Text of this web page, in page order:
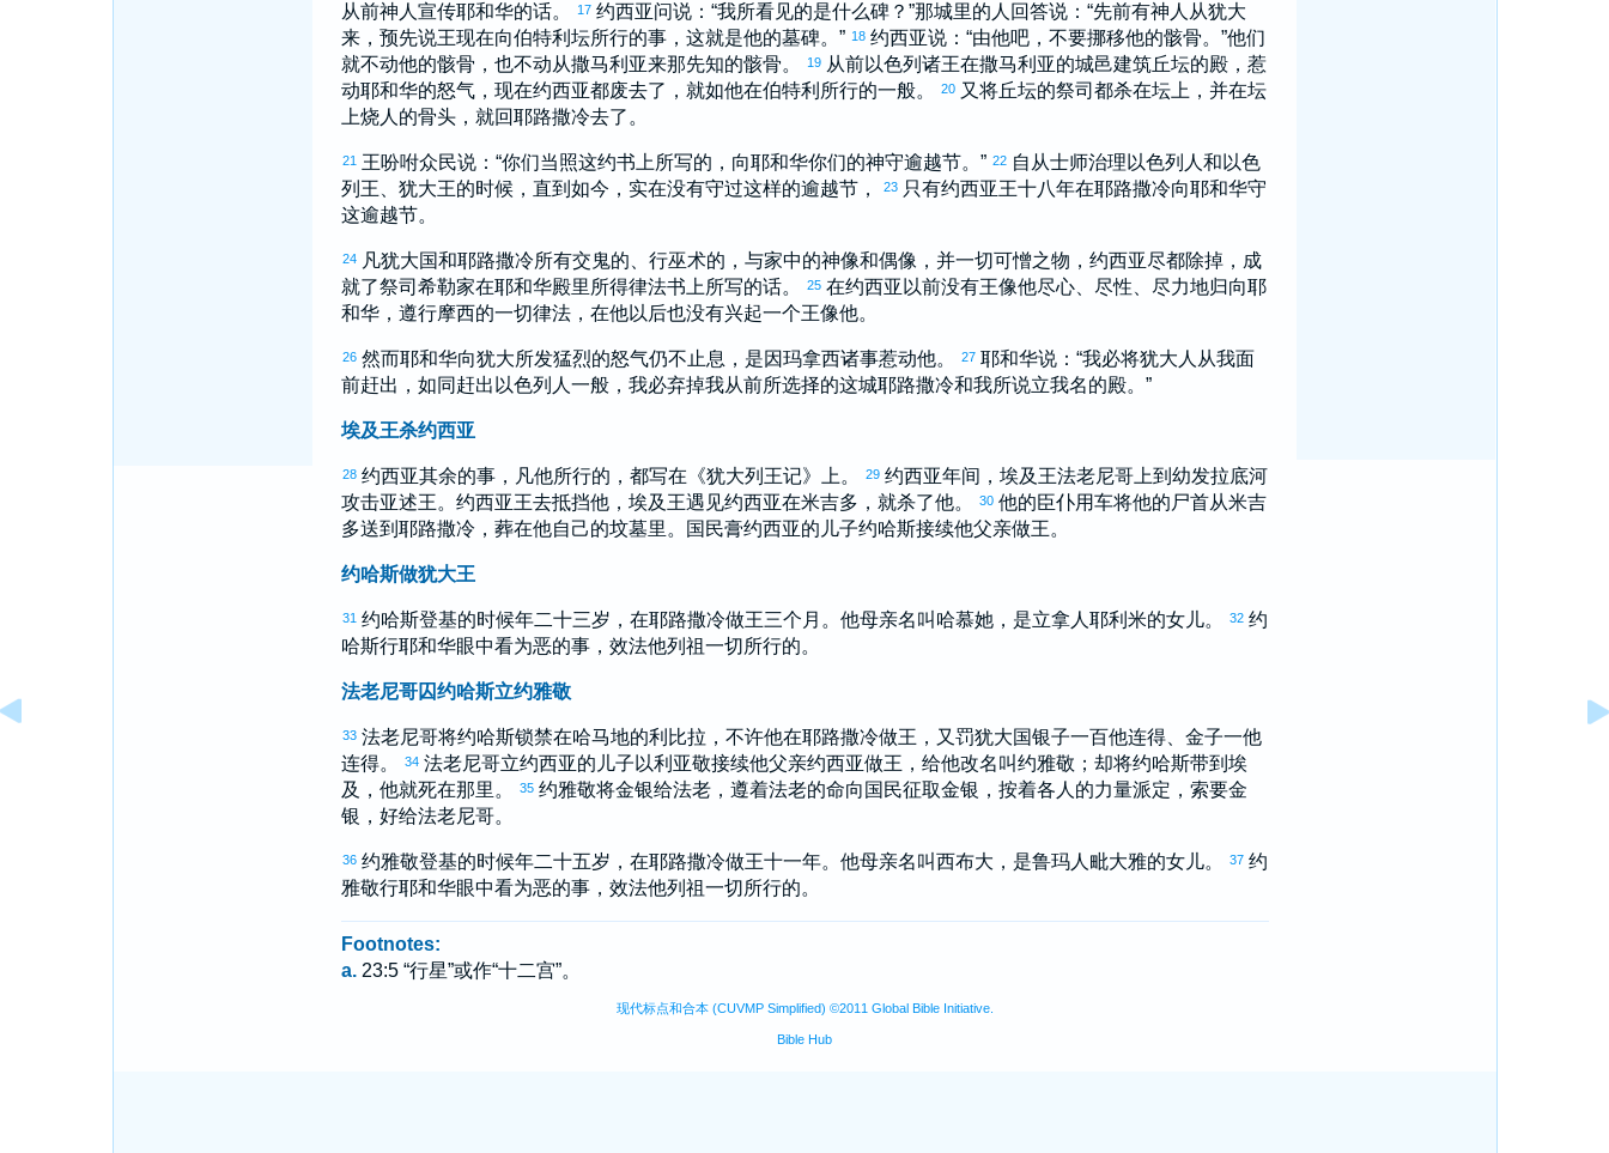
从前神人宣传耶和华的话。
17 约西亚问说：“我所看见的是什么碑？”那城里的人回答说：“先前有神人从犹大
来，预先说王现在向伯特利 坛所行的事，这就是他的墓碑。” 18 约西亚说：“由他吧，不要挪移他的骸骨。”他们
就不动他的骸骨，也不动从撒马利亚来那先知的骸骨。 19 从前以色列 诸王在撒马利亚的城邑建筑丘坛的殿，惹
动耶和华的怒气，现在约西亚都废去了，就如他在伯特利 所行的一般。 20 又将丘坛的祭司都杀在坛上，并在坛
上烧人的骨头，就回耶路撒冷去了。
21 王吩咐众民说：“你们当照这约书上所写的，向耶和华你们的神守逾越节。” 22 自从士师治理 以色列 人和 以色
列 王、 犹大王的时候，直到如今，实在没有守过这样的逾越节， 23 只有约西亚王十八年在耶路撒冷向耶和华守
这逾越节。
24 凡犹大国和耶路撒冷所有交鬼的、行巫术的，与家中的神像和偶像，并一切可憎之物， 约西亚尽都除掉，成
就了祭司 希勒家在耶和华殿里所得律法书上所写的话。 25 在约西亚 以前没有王像他尽心、尽性、尽力地归向耶
和华，遵行摩西的一切律法，在他以后也没有兴起一个王像他。
26 然而耶和华向犹大所发猛烈的怒气仍不止息，是因玛拿西诸事惹动他。 27 耶和华说：“我必将犹大 人从我面
前赶出，如同赶出 以色列 人一般，我必弃掉我从前所选择的这城耶路撒冷和我所说立我名的殿。”
埃及王杀约西亚
28 约西亚其余的事，凡他所行的，都写在《犹大列王记》上。 29 约西亚年间， 埃及 王法老尼哥上到 幼发拉底河
攻击亚述王。 约西亚王去抵挡他， 埃及 王遇见约西亚在米吉多 ，就杀了他。 30 他的臣仆用车将他的尸首从米吉
多送到 耶路撒冷，葬在他自己的坟墓里。国民膏约西亚的儿子约哈斯接续他父亲做王。
约哈斯做犹大王
31 约哈斯登基的时候年二十三岁，在耶路撒冷做王三个月。他母亲名叫 哈慕她，是立拿 人 耶利米的女儿。 32 约
哈斯行耶和华眼中看为恶的事，效法他列祖一切所行的。
法老尼哥囚约哈斯立约雅敬
33 法老尼哥将约哈斯锁禁在哈马地的利比拉 ，不许他在耶路撒冷做王，又罚犹大国银子一百他连得、金子一他
连得。
34 法老尼哥立约西亚的儿子 以利亚敬接续他父亲约西亚做王，给他改名叫约雅敬 ；却将约哈斯带到 埃
及 ，他就死在那里。 35 约雅敬将金银给法老，遵着法老的命向国民征取金银，按着各人的力量派定，索要金
银，好给法老尼哥。
36 约雅敬登基的时候年二十五岁，在耶路撒冷做王十一年。他母亲名叫西布大 ，是鲁玛人 毗大雅的女儿。 37 约
雅敬行耶和华眼中看为恶的事，效法他列祖一切所行的。
Footnotes:
a. 23:5 “行星”或作“十二宫”。
现代标点和合本 (CUVMP Simplified) ©2011 Global Bible Initiative.
Bible Hub